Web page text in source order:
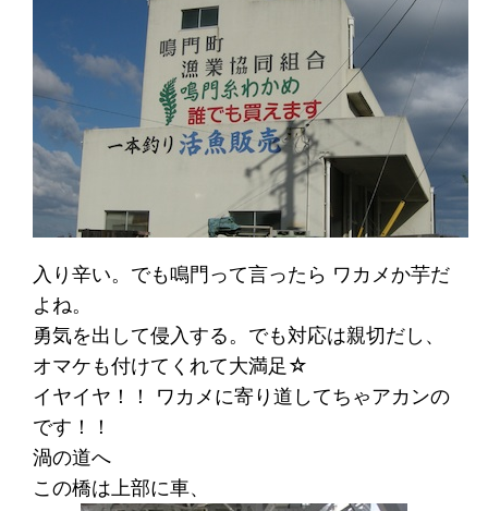
入り辛い。でも鳴門って言ったら ワカメか芋だ
よね。
勇気を出して侵入する。でも対応は親切だし、
オマケも付けてくれて大満足☆
イヤイヤ！！ ワカメに寄り道してちゃアカンの
です！！
渦の道へ
この橋は上部に車、